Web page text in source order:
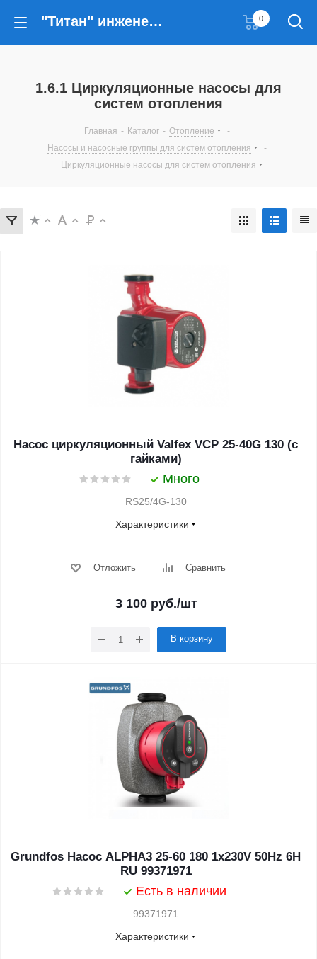
"Титан" инженерные решения 0
1.6.1 Циркуляционные насосы для
систем отопления
Главная - Каталог - Отопление
-
Насосы и насосные группы для систем отопления
-
Циркуляционные насосы для систем отопления
Насос циркуляционный Valfex VCP 25-40G 130 (с
гайками)
Много
RS25/4G-130
Характеристики
Отложить Сравнить
3 100руб./шт
В корзину
Grundfos Насос ALPHA3 25-60 180 1x230V 50Hz 6H
RU 99371971
Есть в наличии
99371971
Характеристики